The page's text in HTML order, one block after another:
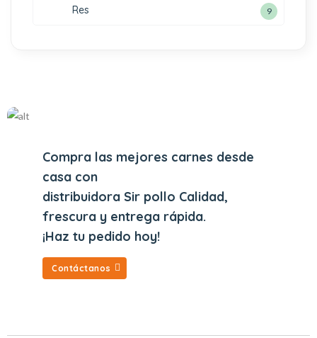
Res 9
Compra las mejores carnes desde
casa con
distribuidora Sir pollo Calidad,
frescura y entrega rápida.
¡Haz tu pedido hoy!
Contáctanos